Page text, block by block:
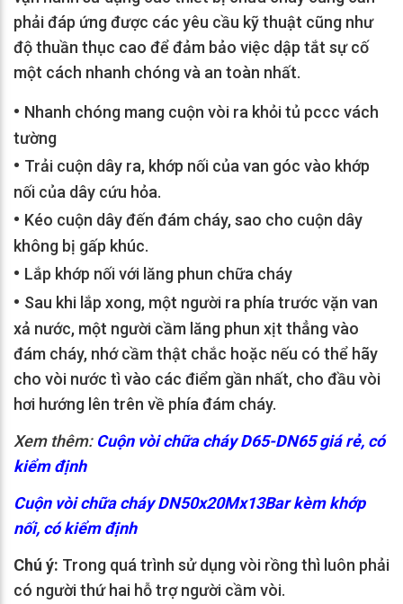
phải đáp ứng được các yêu cầu kỹ thuật cũng như
độ thuần thục cao để đảm bảo việc dập tắt sự cố
một cách nhanh chóng và an toàn nhất.
• Nhanh chóng mang cuộn vòi ra khỏi tủ pccc vách
tường
• Trải cuộn dây ra, khớp nối của van góc vào khớp
nối của dây cứu hỏa.
• Kéo cuộn dây đến đám cháy, sao cho cuộn dây
không bị gấp khúc.
• Lắp khớp nối với lăng phun chữa cháy
• Sau khi lắp xong, một người ra phía trước vặn van
xả nước, một người cầm lăng phun xịt thẳng vào
đám cháy, nhớ cầm thật chắc hoặc nếu có thể hãy
cho vòi nước tì vào các điểm gần nhất, cho đầu vòi
hơi hướng lên trên về phía đám cháy.
Xem thêm: Cuộn vòi chữa cháy D65-DN65 giá rẻ, có
kiểm định
Cuộn vòi chữa cháy DN50x20Mx13Bar kèm khớp
nối, có kiểm định
Chú ý: Trong quá trình sử dụng vòi rồng thì luôn phải
có người thứ hai hỗ trợ người cầm vòi.